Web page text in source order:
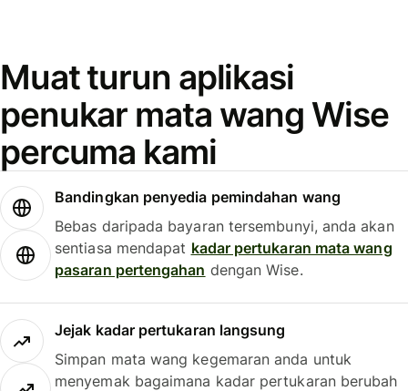
Muat turun aplikasi
penukar mata wang Wise
percuma kami
Bandingkan penyedia pemindahan wang
Bebas daripada bayaran tersembunyi, anda akan
sentiasa mendapat kadar pertukaran mata wang
pasaran pertengahan dengan Wise.
Jejak kadar pertukaran langsung
Simpan mata wang kegemaran anda untuk
menyemak bagaimana kadar pertukaran berubah